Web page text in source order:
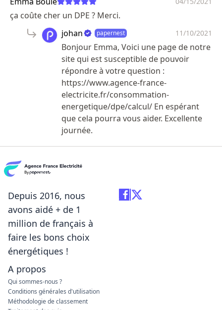
ça coûte cher un DPE ? Merci.
johan
papernest 11/10/2021
Bonjour Emma, Voici une page de notre
site qui est susceptible de pouvoir
répondre à votre question :
https://www.agence-france-
electricite.fr/consommation-
energetique/dpe/calcul/ En espérant
que cela pourra vous aider. Excellente
journée.
Depuis 2016, nous
avons aidé + de 1
million de français à
faire les bons choix
énergétiques !
A propos
Qui sommes-nous ?
Conditions générales d'utilisation
Méthodologie de classement